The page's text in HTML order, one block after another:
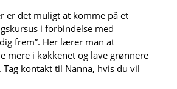
er det muligt at komme på et
i forbindelse med
frem”. Her lærer man at
mere i køkkenet og lave grønnere
Tag kontakt til Nanna, hvis du vil